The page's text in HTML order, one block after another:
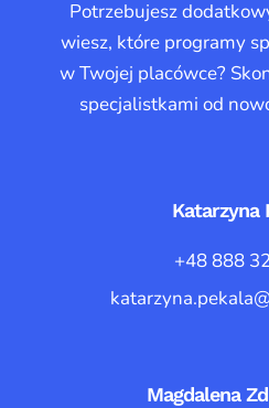
Potrzebujesz
wiesz, które programy
w Twojej placówce?
specjalistkami od
Katarzyna
+48 888
Magdalena